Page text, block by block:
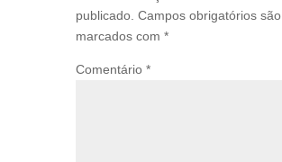
publicado. Campos obrigatórios são
marcados com *
Comentário *